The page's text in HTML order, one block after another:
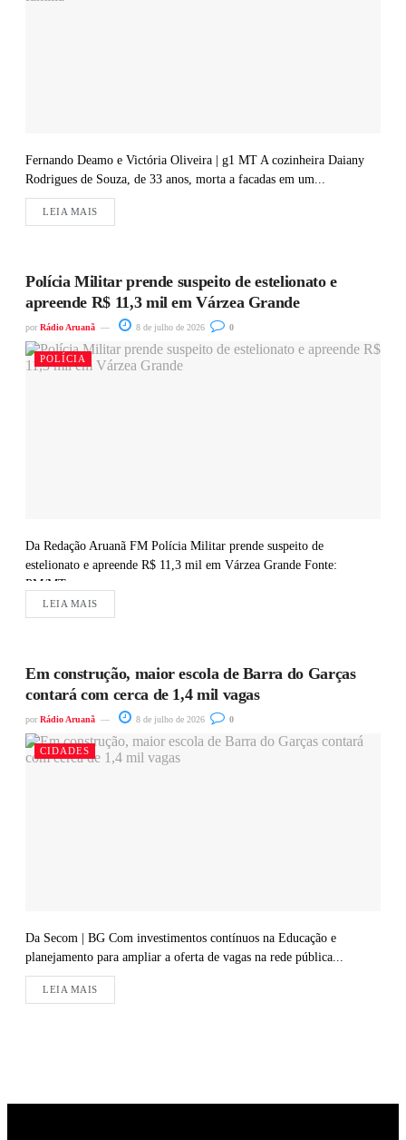
Fernando Deamo e Victória Oliveira | g1 MT A cozinheira Daiany
Rodrigues de Souza, de 33 anos, morta a facadas em um...
LEIA MAIS
Polícia Militar prende suspeito de estelionato e
apreende R$ 11,3 mil em Várzea Grande
por Rádio Aruanã 8 de julho de 2026 0
POLÍCIA
Da Redação Aruanã FM Polícia Militar prende suspeito de
estelionato e apreende R$ 11,3 mil em Várzea Grande Fonte:
PM/MT
LEIA MAIS
Em construção, maior escola de Barra do Garças
contará com cerca de 1,4 mil vagas
por Rádio Aruanã 8 de julho de 2026 0
CIDADES
Da Secom | BG Com investimentos contínuos na Educação e
planejamento para ampliar a oferta de vagas na rede pública...
LEIA MAIS